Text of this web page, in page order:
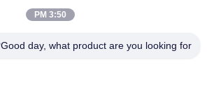
3:50 PM
Good day, what product are you looking for?